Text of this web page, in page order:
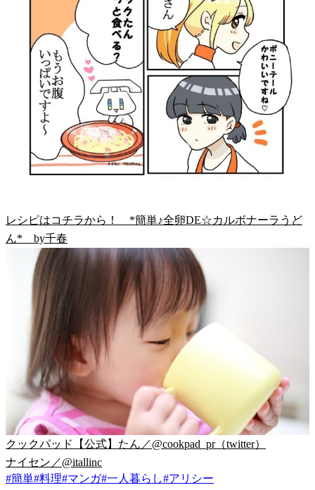
レシピはコチラから！ *簡単♪全卵DE☆カルボナーラうど
ん* by千春
クックパッド【公式】たん／@cookpad_pr（twitter）
ナイセン／@itallinc
#簡単#料理#マンガ#一人暮らし#アリシー